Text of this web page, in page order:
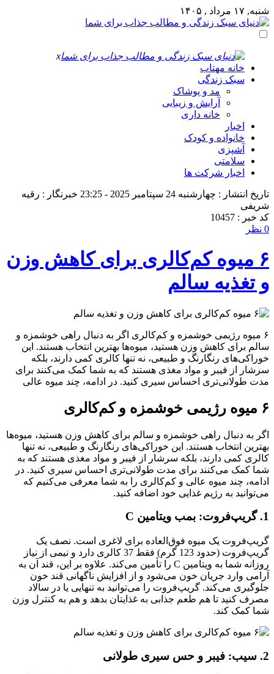
شنبه, ۱۷ مرداد , ۱۴۰۵
x
خانه مهتاب
سبک زندگی
مد و پوشاک
آرایش و زیبایی
خانه داری
اخبار
خانواده و کودک
آشپزی
سلامتی
اخبار شرکت ها
تاریخ انتشار : چهارشنبه 24 سپتامبر 2025 - 23:25
خبرنگار : رقیه
شریفی
کد خبر : 10457
0 نظر
۶ میوه کم‌کالری برای کاهش وزن
و تغذیه سالم
۶ میوه رژیمی خوشمزه و کم‌کالری اگر به دنبال راهی خوشمزه و
سالم برای کاهش وزن هستید، میوه‌ها بهترین انتخاب هستند. این
خوراکی‌های رنگارنگ و طبیعی، نه تنها کالری کمی دارند، بلکه
سرشار از فیبر و مواد مغذی هستند که به شما کمک می‌کنند برای
مدت طولانی‌تری احساس سیری کنید. در ادامه، چند میوه عالی
۶ میوه رژیمی خوشمزه و کم‌کالری
اگر به دنبال راهی خوشمزه و سالم برای کاهش وزن هستید، میوه‌ها
بهترین انتخاب هستند. این خوراکی‌های رنگارنگ و طبیعی، نه تنها
کالری کمی دارند، بلکه سرشار از فیبر و مواد مغذی هستند که به
شما کمک می‌کنند برای مدت طولانی‌تری احساس سیری کنید. در
ادامه، چند میوه عالی و کم‌کالری را به شما معرفی می‌کنیم که
می‌توانید به رژیم غذایی خود اضافه کنید.
1. گریپ‌فروت: بمب ویتامین C
گریپ‌فروت یک میوه فوق‌العاده برای لاغری است. نصف یک
گریپ‌فروت (حدود 123 گرم) فقط 37 کالری دارد و نیمی از نیاز
روزانه شما به ویتامین C را تأمین می‌کند. علاوه بر این، قند آن به
آرامی وارد جریان خون می‌شود و از افزایش ناگهانی قند خون
جلوگیری می‌کند. گریپ‌فروت را می‌توانید به تنهایی یا در سالاد
مصرف کنید تا هم طعم جذابی به غذایتان بدهد و هم به کنترل وزن
شما کمک کند.
2. سیب: فیبر و حس سیری طولانی